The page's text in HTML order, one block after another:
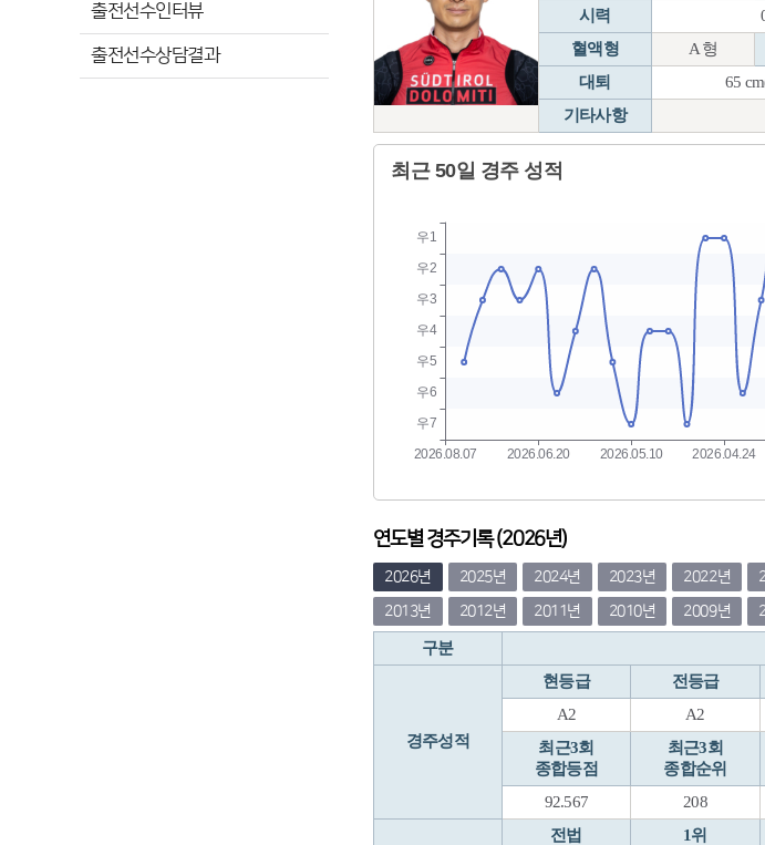
출전선수인터뷰
출전선수상담결과
시력
혈액형
A 형
대퇴
65
기타사항
연도별 경주기록 (2026년)
2026년 2025년 2024년 2023년 2022년
2013년
2012년 2011년 2010년 2009년
구분
경주성적
현등급 전등급
A2
A2
최근3회
종합등점
최근3회
종합순위
92.567
208
전법 1위